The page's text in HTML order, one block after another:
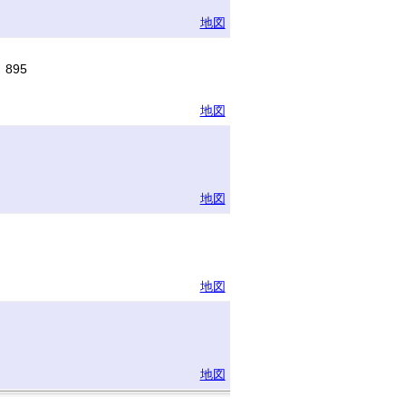
地図
895
地図
地図
地図
地図